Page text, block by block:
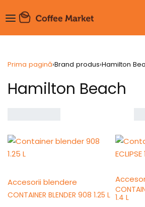
Prima pagină›Brand produs›Hamilton
Hamilton Beach
Sortare
implicită
Accesorii blendere
CONTAINER BLENDER 908 1.25 L 1.4 L